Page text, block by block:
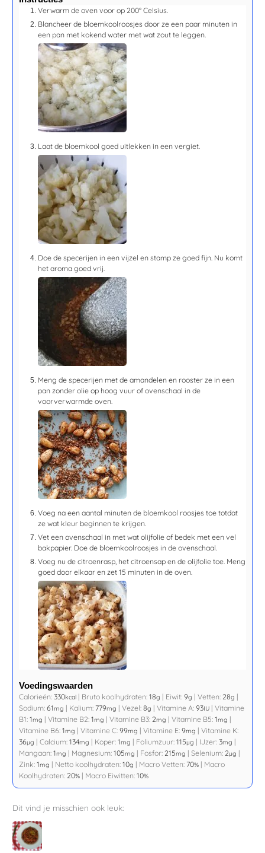
Verwarm de oven voor op 200° Celsius.
Blancheer de bloemkoolroosjes door ze een paar minuten in
een pan met kokend water met wat zout te leggen.
Laat de bloemkool goed uitlekken in een vergiet.
Doe de specerijen in een vijzel en stamp ze goed fijn. Nu komt
het aroma goed vrij.
Meng de specerijen met de amandelen en rooster ze in een
pan zonder olie op hoog vuur of ovenschaal in de
voorverwarmde oven.
Voeg na een aantal minuten de bloemkool roosjes toe totdat
ze wat kleur beginnen te krijgen.
Vet een ovenschaal in met wat olijfolie of bedek met een vel
bakpapier. Doe de bloemkoolroosjes in de ovenschaal.
Voeg nu de citroenrasp, het citroensap en de olijfolie toe. Meng
goed door elkaar en zet15 minuten in de oven.
Voedingswaarden
Calorieën:330kcal | Bruto koolhydraten:18g | Eiwit:9g |Vetten: 28g |
Sodium:61mg | Kalium: 779mg |Vezel:8g |Vitamine A:93IU |Vitamine
B1:1mg |Vitamine B2:1mg |Vitamine B3: 2mg |Vitamine B5:1mg |
Vitamine B6:1mg |Vitamine C:99mg |Vitamine E:9mg |Vitamine K:
36µg |Calcium:134mg | Koper:1mg | Foliumzuur:115µg | IJzer:3mg |
Mangaan:1mg | Magnesium:105mg | Fosfor: 215mg |Selenium: 2µg |
Zink:1mg | Netto koolhydraten:10g | Macro Vetten: 70% | Macro
Koolhydraten: 20% | Macro Eiwitten:10%
Dit vind je misschien ook leuk: